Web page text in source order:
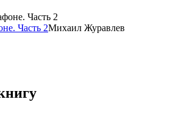
Часть 2Михаил Журавлев